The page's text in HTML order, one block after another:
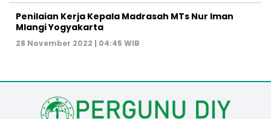
Penilaian Kerja Kepala Madrasah MTs Nur Iman
Mlangi Yogyakarta
28 November 2022 | 04:45 WIB